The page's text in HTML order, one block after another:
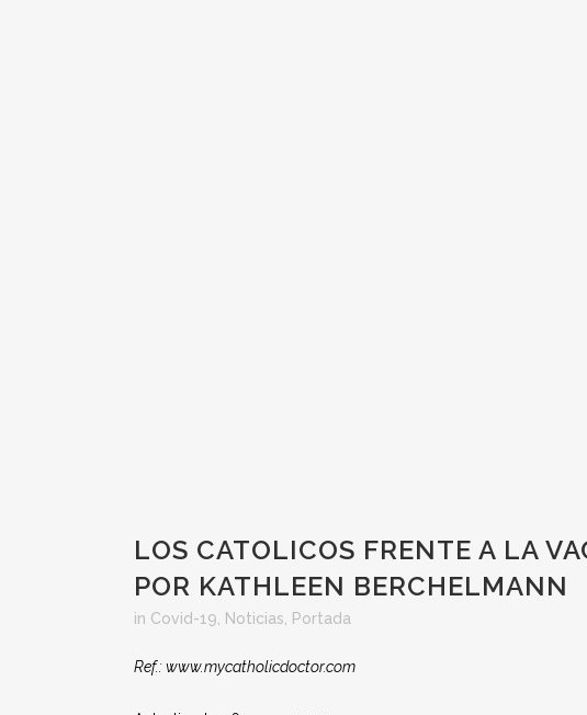
LOS CATOLICOS FRENTE A LA
POR KATHLEEN BERCHELMANN
in Covid-19 Noticias Portada
Ref.: www.mycatholicdoctor.com